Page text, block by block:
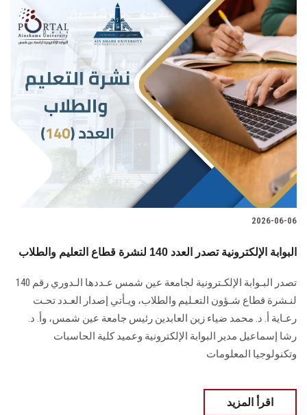
2026-06-06
البوابة الإلكترونية تصدر العدد 140 لنشرة قطاع التعليم والطلاب
تصدر البـوابة الإلكـترونية لجامعة عين شمس عـددها الـدوري رقم 140
لنـشرة قطاع شـؤون التعـليم ‏والطلاب‎، ويـأتي إصدار العـدد تحـت
رعـاية أ. د. محمد ضياء زين العابدين رئيس جامعة عين شمس، وأ. د.
‏رشا إسماعيل مدير البوابة الإلكترونية وعميد كلية الحاسبات
وتكنولوجيا المعلومات
اقرأ المزيد